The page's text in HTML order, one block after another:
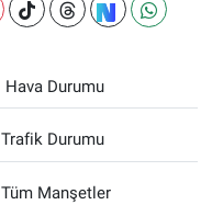
Hava Durumu
Trafik Durumu
Tüm Manşetler